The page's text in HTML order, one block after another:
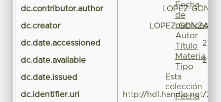
dc.contributor.author LOPEZ
dc.creator LOPEZ
dc.date.accessioned
dc.date.available
dc.date.issued
dc.identifier.uri http://hdl.handle.net/
Fecha
de
publicación
Autor
Título
Materia
Tipo
Esta
colección
Fecha